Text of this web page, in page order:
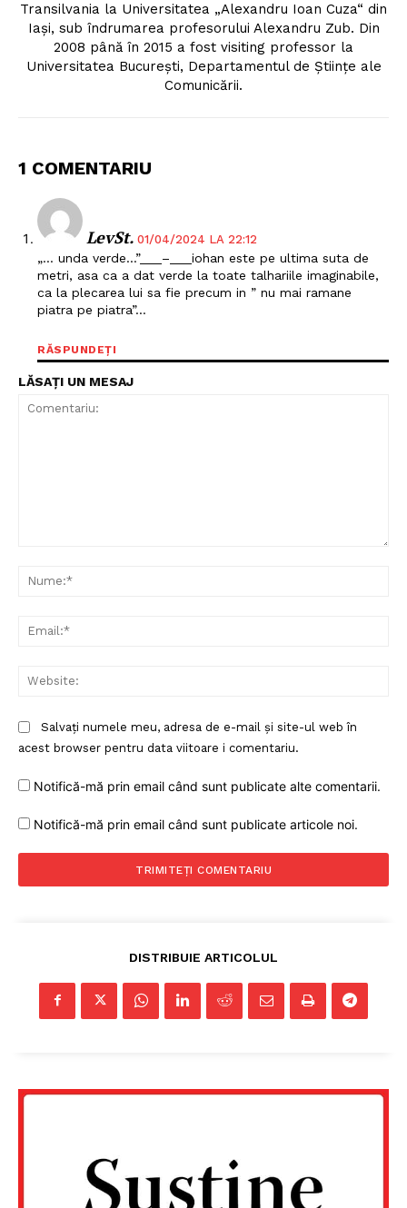
Un proiect
FREEDOM HOUSE ROMÂNIA
Proiecte editoriale
Transilvania la Universitatea „Alexandru Ioan Cuza“ din
Iaşi, sub îndrumarea profesorului Alexandru Zub. Din
2008 până în 2015 a fost visiting professor la
Universitatea Bucureşti, Departamentul de Ştiinţe ale
Comunicării.
1 COMENTARIU
LevSt. 01/04/2024 LA 22:12
„… unda verde…”___–___iohan este pe ultima suta de
metri, asa ca a dat verde la toate talhariile imaginabile,
ca la plecarea lui sa fie precum in ” nu mai ramane
piatra pe piatra”…
RĂSPUNDEȚI
LĂSAȚI UN MESAJ
Salvați numele meu, adresa de e-mail și site-ul web în
acest browser pentru data viitoare i comentariu.
Notifică-mă prin email când sunt publicate alte comentarii.
Notifică-mă prin email când sunt publicate articole noi.
DISTRIBUIE ARTICOLUL